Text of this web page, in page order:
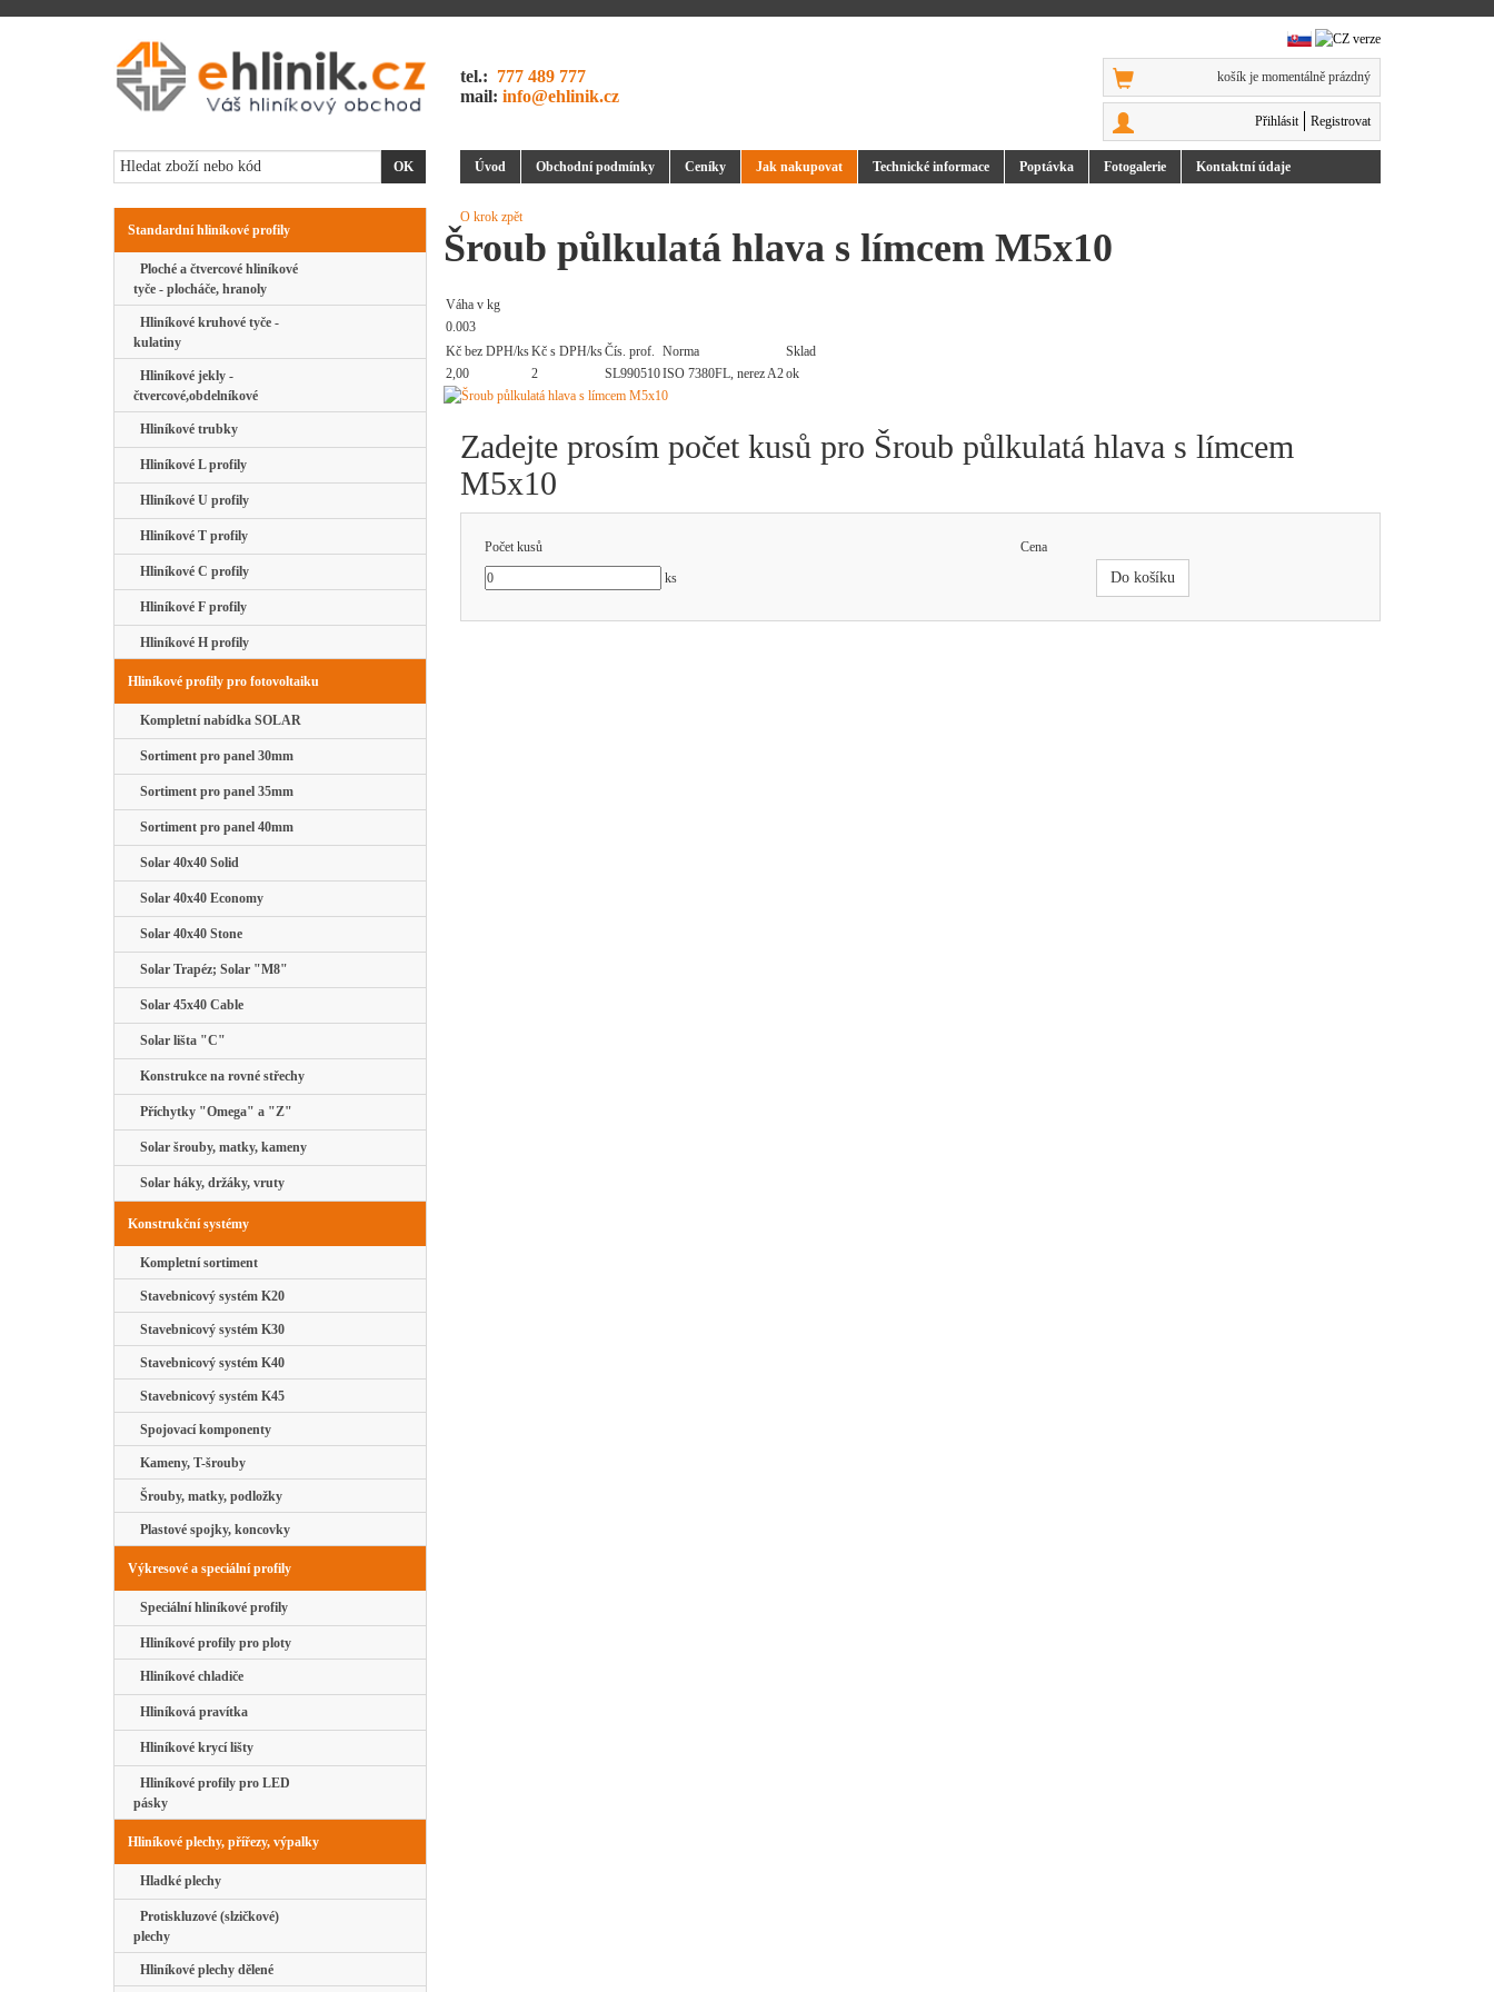
tel.: 777 489 777
mail: info@ehlinik.cz
košík je momentálně prázdný
Přihlásit Registrovat
Úvod Obchodní podmínky Ceníky Jak nakupovat Technické informace Poptávka Fotogalerie Kontaktní údaje
Standardní hliníkové profily
Ploché a čtvercové hliníkové
tyče - plocháče, hranoly
Hliníkové kruhové tyče -
kulatiny
Hliníkové jekly -
čtvercové,obdelníkové
Hliníkové trubky
Hliníkové L profily
Hliníkové U profily
Hliníkové T profily
Hliníkové C profily
Hliníkové F profily
Hliníkové H profily
Hliníkové profily pro fotovoltaiku
Kompletní nabídka SOLAR
Sortiment pro panel 30mm
Sortiment pro panel 35mm
Sortiment pro panel 40mm
Solar 40x40 Solid
Solar 40x40 Economy
Solar 40x40 Stone
Solar Trapéz; Solar "M8"
Solar 45x40 Cable
Solar lišta "C"
Konstrukce na rovné střechy
Příchytky "Omega" a "Z"
Solar šrouby, matky, kameny
Solar háky, držáky, vruty
Konstrukční systémy
Kompletní sortiment
Stavebnicový systém K20
Stavebnicový systém K30
Stavebnicový systém K40
Stavebnicový systém K45
Spojovací komponenty
Kameny, T-šrouby
Šrouby, matky, podložky
Plastové spojky, koncovky
Výkresové a speciální profily
Speciální hliníkové profily
Hliníkové profily pro ploty
Hliníkové chladiče
Hliníková pravítka
Hliníkové krycí lišty
Hliníkové profily pro LED
pásky
Hliníkové plechy, přířezy, výpalky
Hladké plechy
Protiskluzové (slzičkové)
plechy
Hliníkové plechy dělené
O krok zpět
Šroub půlkulatá hlava s límcem M5x10
Váha v kg
0.003
Kč bez DPH/ksKč s DPH/ksČís. prof. Norma
Sklad
2,00
2 SL990510ISO 7380FL, nerez A2ok
Zadejte prosím počet kusů pro Šroub půlkulatá hlava s límcem
M5x10
Počet kusů
Cena
ks
Do košíku